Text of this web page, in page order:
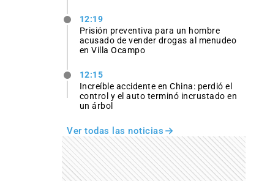
12:19
Prisión preventiva para un hombre
acusado de vender drogas al menudeo
en Villa Ocampo
12:15
Increíble accidente en China: perdió el
control y el auto terminó incrustado en
un árbol
Ver todas las noticias